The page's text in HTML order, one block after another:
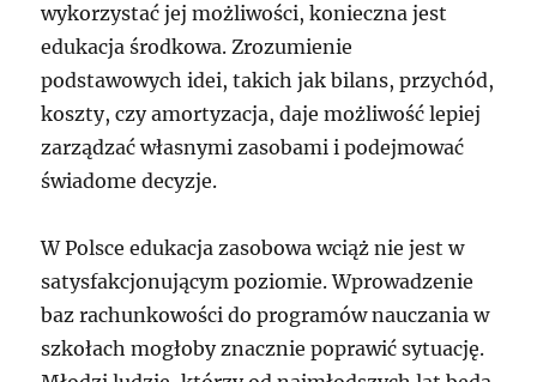
wykorzystać jej możliwości, konieczna jest
edukacja środkowa. Zrozumienie
podstawowych idei, takich jak bilans, przychód,
koszty, czy amortyzacja, daje możliwość lepiej
zarządzać własnymi zasobami i podejmować
świadome decyzje.
W Polsce edukacja zasobowa wciąż nie jest w
satysfakcjonującym poziomie. Wprowadzenie
baz rachunkowości do programów nauczania w
szkołach mogłoby znacznie poprawić sytuację.